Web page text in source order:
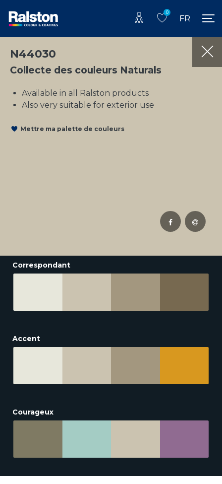
0
FR
N44030
Collecte des couleurs Naturals
Available in all Ralston products
Also very suitable for exterior use
Mettre ma palette de couleurs
Correspondant
Accent
Courageux